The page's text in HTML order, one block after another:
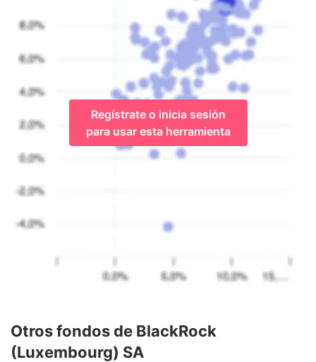
Regístrate o inicia sesión
para usar esta herramienta
Otros fondos de BlackRock
(Luxembourg) SA